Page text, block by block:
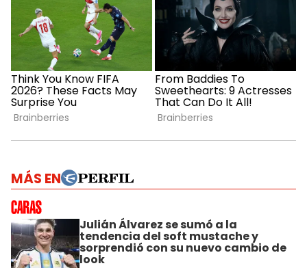
MÁS EN
Julián Álvarez se sumó a la
tendencia del soft mustache y
sorprendió con su nuevo cambio de
look